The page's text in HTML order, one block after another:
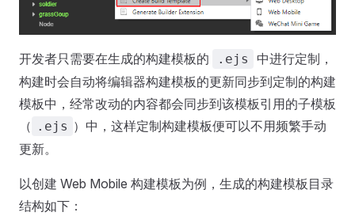
开发者只需要在生成的构建模板的 .ejs
中进行定制，
构建时会自动将编辑器构建模板的更新同步到定制的构建
模板中，经常改动的内容都会同步到该模板引用的子模板
（ .ejs ）中，这样定制构建模板便可以不用频繁手动
更新。
以创建 Web Mobile 构建模板为例，生成的构建模板目录
结构如下：